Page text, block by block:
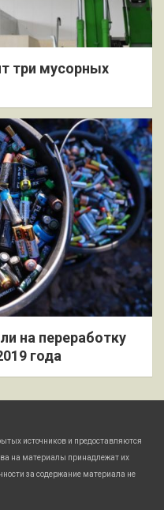
три мусорных
на переработку
года
источников и предоставляются
на материалы принадлежат их
за содержание материала не